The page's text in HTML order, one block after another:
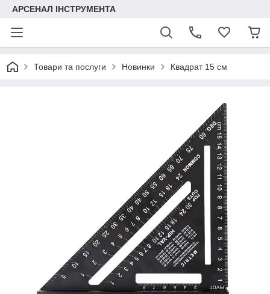
АРСЕНАЛ ІНСТРУМЕНТА
Товари та послуги Новинки Квадрат 15 см